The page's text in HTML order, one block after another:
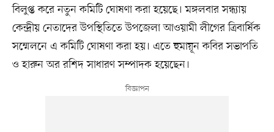
বিলুপ্ত করে নতুন কমিটি ঘোষণা করা হয়েছে। মঙ্গলবার সন্ধ্যায়
কেন্দ্রীয় নেতাদের উপস্থিতিতে উপজেলা আওয়ামী লীগের ত্রিবার্ষিক
সম্মেলনে এ কমিটি ঘোষণা করা হয়। এতে হুমায়ূন কবির সভাপতি
ও হারুন অর রশিদ সাধারণ সম্পাদক হয়েছেন।